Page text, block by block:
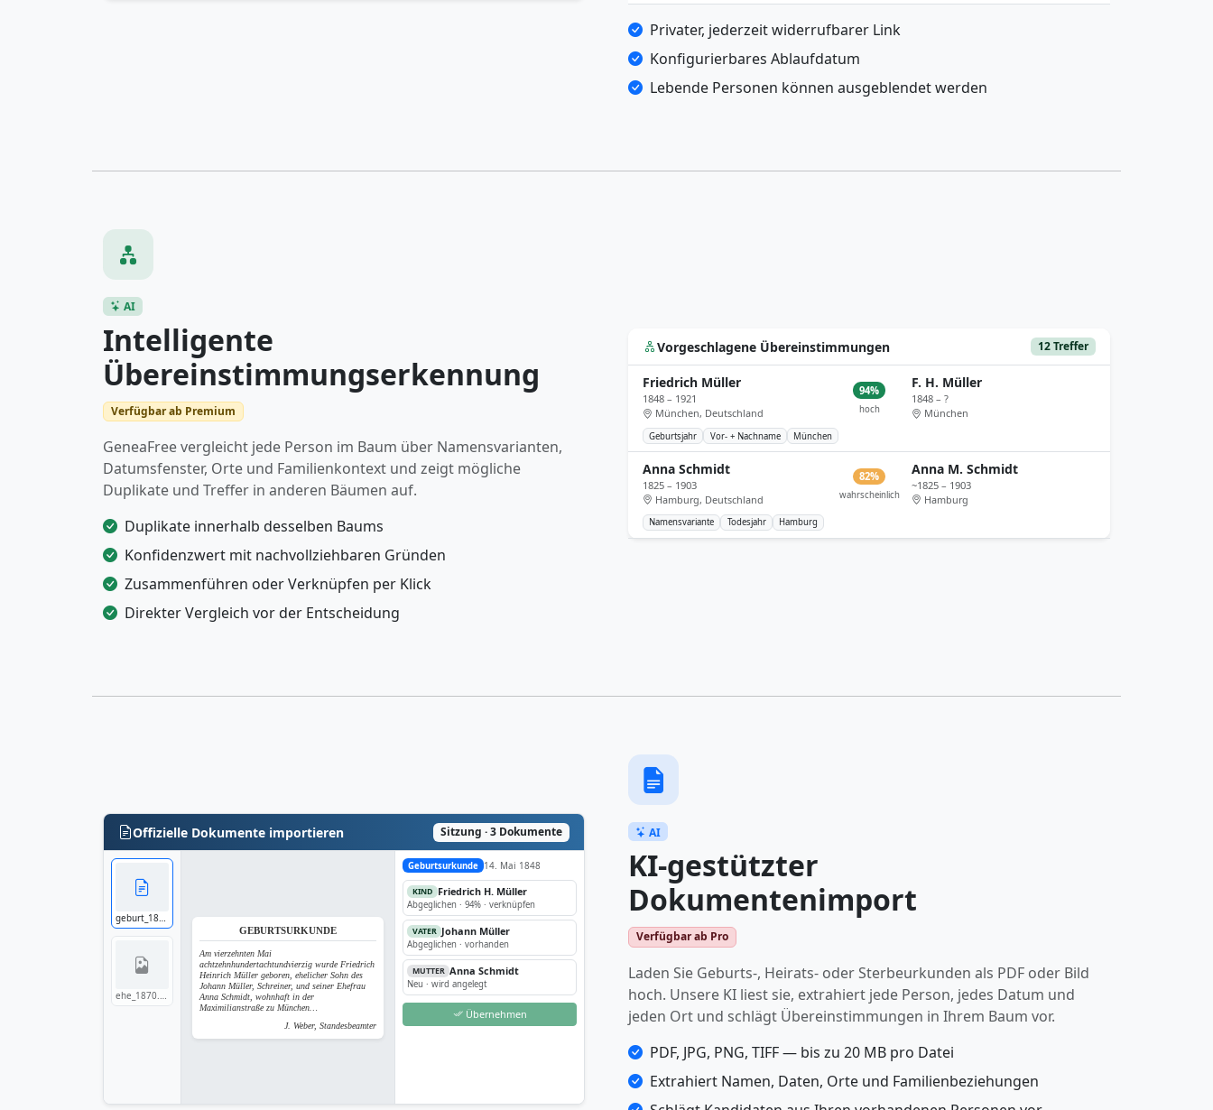
Privater, jederzeit widerrufbarer Link
Konfigurierbares Ablaufdatum
Lebende Personen können ausgeblendet werden
AI
Intelligente
Übereinstimmungserkennung
Verfügbar ab Premium
GeneaFree vergleicht jede Person im Baum über Namensvarianten,
Datumsfenster, Orte und Familienkontext und zeigt mögliche
Duplikate und Treffer in anderen Bäumen auf.
Duplikate innerhalb desselben Baums
Konfidenzwert mit nachvollziehbaren Gründen
Zusammenführen oder Verknüpfen per Klick
Direkter Vergleich vor der Entscheidung
Vorgeschlagene Übereinstimmungen 12 Treffer
Friedrich Müller
1848 – 1921
München, Deutschland
94%
hoch
F. H. Müller
1848 – ?
München
Geburtsjahr Vor- + Nachname München
Anna Schmidt
1825 – 1903
Hamburg, Deutschland
82%
wahrscheinlich
Anna M. Schmidt
~1825 – 1903
Hamburg
Namensvariante Todesjahr Hamburg
AI
KI-gestützter
Dokumentenimport
Verfügbar ab Pro
Laden Sie Geburts-, Heirats- oder Sterbeurkunden als PDF oder Bild
hoch. Unsere KI liest sie, extrahiert jede Person, jedes Datum und
jeden Ort und schlägt Übereinstimmungen in Ihrem Baum vor.
PDF, JPG, PNG, TIFF — bis zu 20 MB pro Datei
Extrahiert Namen, Daten, Orte und Familienbeziehungen
Offizielle Dokumente importieren Sitzung · 3 Dokumente
geburt_1848.pdf
ehe_1870.jpg
GEBURTSURKUNDE
Am vierzehnten Mai
achtzehnhundertachtundvierzig wurde Friedrich
Heinrich Müller geboren, ehelicher Sohn des
Johann Müller, Schreiner, und seiner Ehefrau
Anna Schmidt, wohnhaft in der
Maximilianstraße zu München…
J. Weber, Standesbeamter
Geburtsurkunde 14. Mai 1848
KIND Friedrich H. Müller
Abgeglichen · 94% · verknüpfen
VATER Johann Müller
Abgeglichen · vorhanden
MUTTER Anna Schmidt
Neu · wird angelegt
Übernehmen